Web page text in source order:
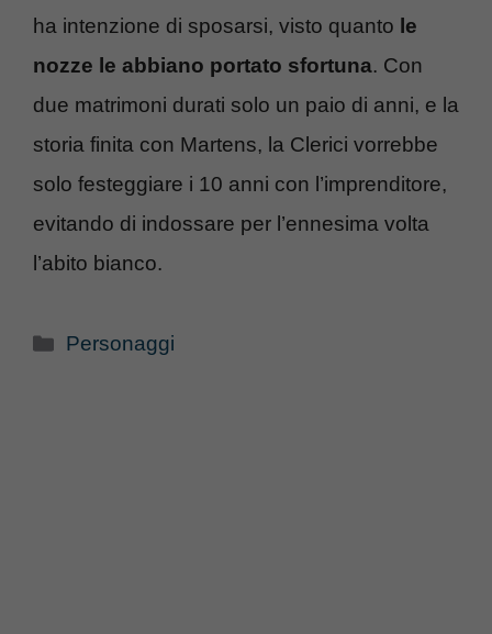
ha intenzione di sposarsi, visto quanto le
nozze le abbiano portato sfortuna. Con
due matrimoni durati solo un paio di anni, e la
storia finita con Martens, la Clerici vorrebbe
solo festeggiare i 10 anni con l’imprenditore,
evitando di indossare per l’ennesima volta
l’abito bianco.
Categorie
Personaggi